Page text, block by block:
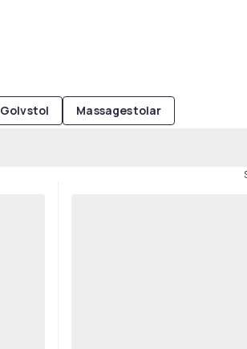
Golvstol Massagestolar